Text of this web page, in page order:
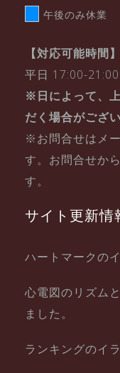
午後のみ休業
【対応可能時間】
平日 17:00-
※日によって、
だく場合がござい
※お問合せはメ
す。お問合せか
す。
サイト更新情
ハートマークの
心電図のリズム
ました。
ランキングのイ